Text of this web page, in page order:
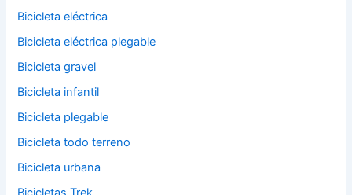
Bicicleta eléctrica
Bicicleta eléctrica plegable
Bicicleta gravel
Bicicleta infantil
Bicicleta plegable
Bicicleta todo terreno
Bicicleta urbana